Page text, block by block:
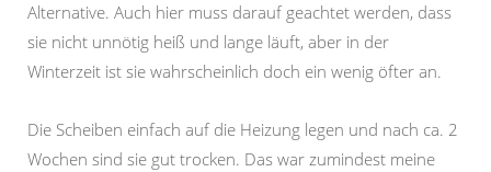
Alternative. Auch hier muss darauf geachtet werden, dass
sie nicht unnötig heiß und lange läuft, aber in der
Winterzeit ist sie wahrscheinlich doch ein wenig öfter an.
Die Scheiben einfach auf die Heizung legen und nach ca. 2
Wochen sind sie gut trocken. Das war zumindest meine